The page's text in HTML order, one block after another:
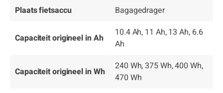
Plaats fietsaccu
Bagagedrager
Capaciteit origineel in Ah
10.4 Ah, 11 Ah, 13 Ah, 6.6
Ah
Capaciteit origineel in Wh
240 Wh, 375 Wh, 400 Wh,
470 Wh